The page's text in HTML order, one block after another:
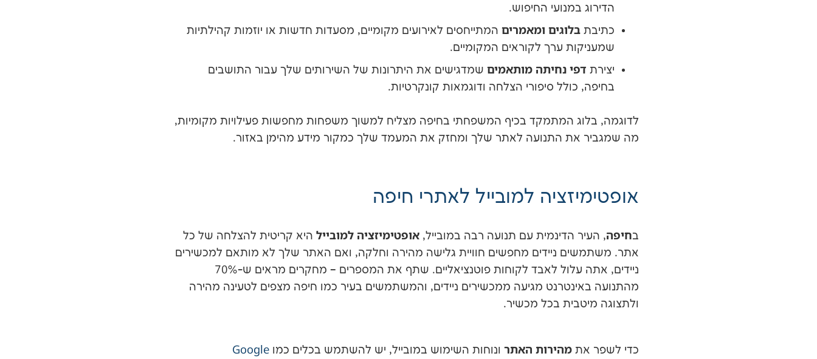
הדירוג במנועי החיפוש.
כתיבת בלוגים ומאמריםהמתייחסים לאירועים מקומיים, מסעדות חדשות או יוזמות קהילתיות
שמעניקות ערך לקוראים המקומיים.
יצירת דפי נחיתה מותאמיםשמדגישים את היתרונות של השירותים שלך עבור התושבים
בחיפה, כולל סיפורי הצלחה ודוגמאות קונקרטיות.
לדוגמה, בלוג המתמקד בכיף המשפחתי בחיפה מצליח למשוך משפחות מחפשות פעילויות מקומיות,
מה שמגביר את התנועה לאתר שלך ומחזק את המעמד שלך כמקור מידע מהימן באזור.
אופטימיזציה למובייל לאתרי חיפה
בחיפה, העיר הדינמית עם תנועה רבה במובייל, אופטימיזציה למוביילהיא קריטית להצלחה של כל
אתר. משתמשים ניידים מחפשים חוויית גלישה מהירה וחלקה, ואם האתר שלך לא מותאם למכשירים
ניידים, אתה עלול לאבד לקוחות פוטנציאליים. שתף את המספרים – מחקרים מראים ש-70%
מהתנועה באינטרנט מגיעה ממכשירים ניידים, והמשתמשים בעיר כמו חיפה מצפים לטעינה מהירה
ולתצוגה מיטבית בכל מכשיר.
כדי לשפר את מהירות האתרונוחות השימוש במובייל, יש להשתמש בכלים כמו Google